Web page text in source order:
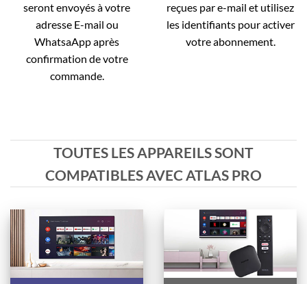
seront envoyés à votre
adresse E-mail ou
WhatsaApp après
confirmation de votre
commande.
reçues par e-mail et utilisez
les identifiants pour activer
votre abonnement.
TOUTES LES APPAREILS SONT
COMPATIBLES AVEC ATLAS PRO